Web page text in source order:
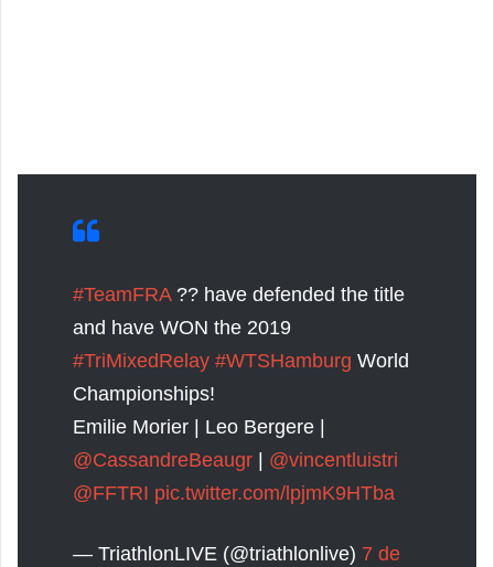
#TeamFRA?? have defended the title
and have WON the 2019
#TriMixedRelay #WTSHamburg World
Championships!
Emilie Morier | Leo Bergere |
@CassandreBeaugr
@vincentluistri
@FFTRI pic.twitter.com/lpjmK9HTba
— TriathlonLIVE (@triathlonlive) 7 de